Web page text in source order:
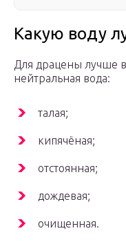
Какую воду
Для драцены лучше
нейтральная вода:
талая;
кипячёная;
отстоянная;
дождевая;
очищенная.